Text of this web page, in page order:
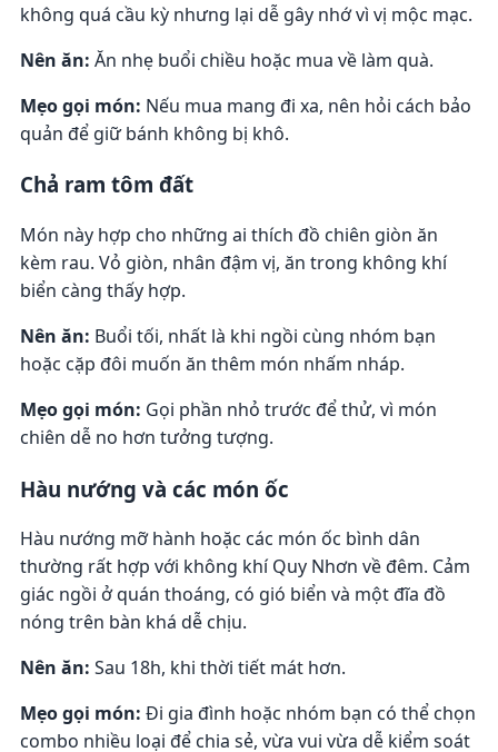
không quá cầu kỳ nhưng lại dễ gây nhớ vì vị mộc mạc.
Nên ăn: Ăn nhẹ buổi chiều hoặc mua về làm quà.
Mẹo gọi món: Nếu mua mang đi xa, nên hỏi cách bảo
quản để giữ bánh không bị khô.
Chả ram tôm đất
Món này hợp cho những ai thích đồ chiên giòn ăn
kèm rau. Vỏ giòn, nhân đậm vị, ăn trong không khí
biển càng thấy hợp.
Nên ăn: Buổi tối, nhất là khi ngồi cùng nhóm bạn
hoặc cặp đôi muốn ăn thêm món nhấm nháp.
Mẹo gọi món: Gọi phần nhỏ trước để thử, vì món
chiên dễ no hơn tưởng tượng.
Hàu nướng và các món ốc
Hàu nướng mỡ hành hoặc các món ốc bình dân
thường rất hợp với không khí Quy Nhơn về đêm. Cảm
giác ngồi ở quán thoáng, có gió biển và một đĩa đồ
nóng trên bàn khá dễ chịu.
Nên ăn: Sau 18h, khi thời tiết mát hơn.
Mẹo gọi món: Đi gia đình hoặc nhóm bạn có thể chọn
combo nhiều loại để chia sẻ, vừa vui vừa dễ kiểm soát